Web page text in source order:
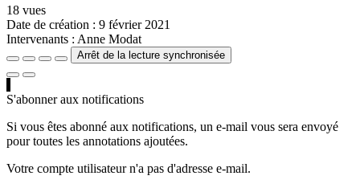
18 vues
Date de création : 9 février 2021
Intervenants : Anne Modat
Arrêt de la lecture synchronisée
S'abonner aux notifications
Si vous êtes abonné aux notifications, un e-mail vous sera envoyé
pour toutes les annotations ajoutées.
Votre compte utilisateur n'a pas d'adresse e-mail.